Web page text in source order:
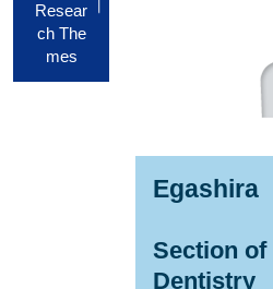
Resear
ch The
mes
Section
Dentistry